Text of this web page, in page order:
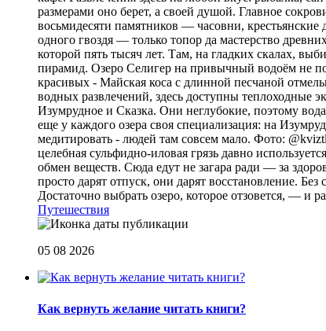
размерами оно берет, а своей душой. Главное
восьмидесяти памятников — часовни,
одного гвоздя — только топор да мастерство
которой пять тысяч лет. Там, на гладких скалах,
пирамид. Озеро Селигер на привычный водоём не
красивых - Майская коса с длинной песчаной
водных развлечений, здесь доступны теплоходные
Изумрудное и Сказка. Они неглубокие, поэтому
еще у каждого озера своя специализация: на
медитировать - людей там совсем мало. Фото:
целебная сульфидно-иловая грязь давно
обмен веществ. Сюда едут не загара ради — за
просто дарят отпуск, они дарят восстановление.
Достаточно выбрать озеро, которое отзовется, — и
Путешествия
05 08 2026
Как вернуть желание читать книги?